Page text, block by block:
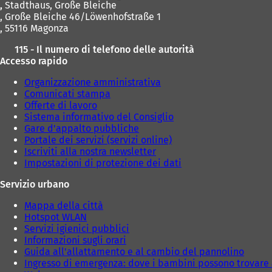
, Stadthaus, Große Bleiche
, Große Bleiche 46/Löwenhofstraße 1
, 55116 Magonza
115 - Il numero di telefono delle autorità
Accesso rapido
Organizzazione amministrativa
Comunicati stampa
Offerte di lavoro
Sistema informativo del Consiglio
Gare d'appalto pubbliche
Portale dei servizi (servizi online)
Iscriviti alla nostra newsletter
Impostazioni di protezione dei dati
Servizio urbano
Mappa della città
Hotspot WLAN
Servizi igienici pubblici
Informazioni sugli orari
Guida all'allattamento e al cambio del pannolino
Ingresso di emergenza: dove i bambini possono